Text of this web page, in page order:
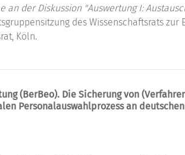
der Diskussion "Auswertung I:
des Wissenschaftsrats zur
Köln.
(BerBeo). Die Sicherung von
Personalauswahlprozess an